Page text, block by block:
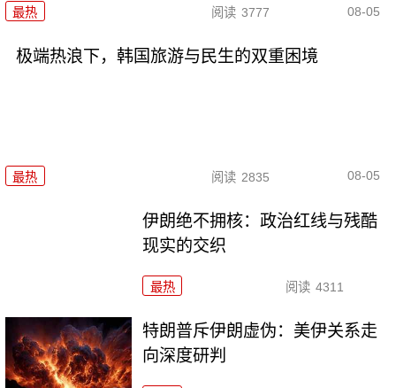
最热 阅读 3777 08-05
极端热浪下，韩国旅游与民生的双重困境
最热 阅读 2835 08-05
伊朗绝不拥核：政治红线与残酷
现实的交织
最热 阅读 4311
特朗普斥伊朗虚伪：美伊关系走
向深度研判